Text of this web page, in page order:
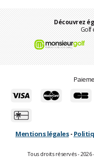
Découvrez
Golf
Mentions légales-
Tous droits réservés -